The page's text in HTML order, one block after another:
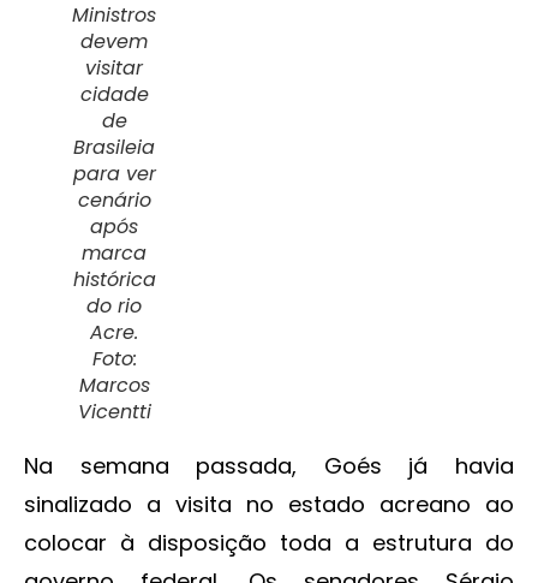
Ministros
devem
visitar
cidade
de
Brasileia
para ver
cenário
após
marca
histórica
do rio
Acre.
Foto:
Marcos
Vicentti
Na semana passada, Goés já havia
sinalizado a visita no estado acreano ao
colocar à disposição toda a estrutura do